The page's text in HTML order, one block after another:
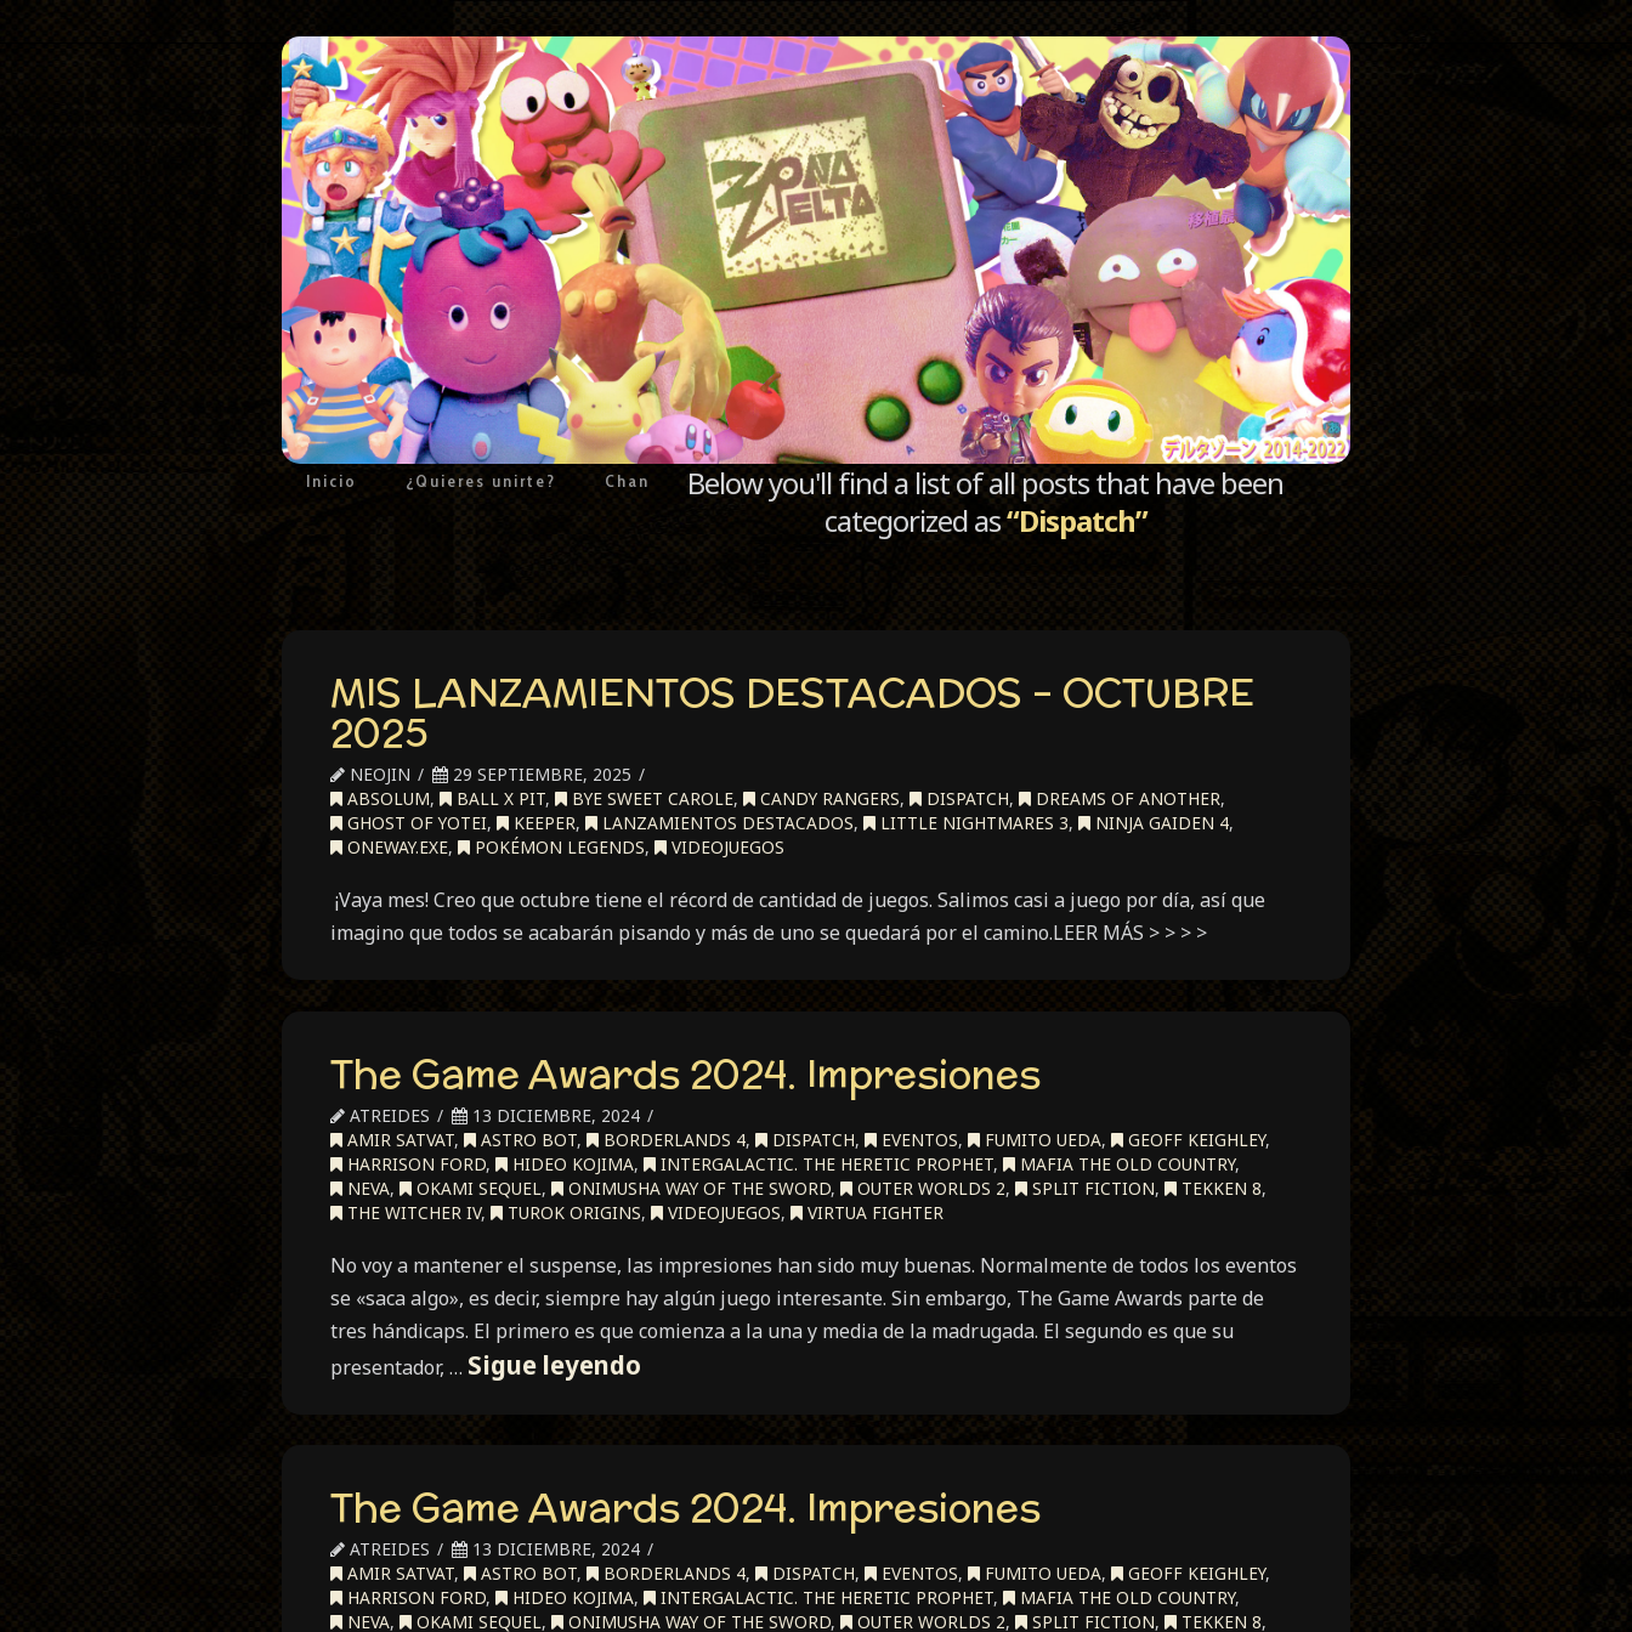
Inicio ¿Quieres unirte? Chan
Below you'll find a list of all posts that have been
categorized as“Dispatch”
MIS LANZAMIENTOS DESTACADOS – OCTUBRE
2025
NEOJIN
29 SEPTIEMBRE, 2025
ABSOLUM, BALL X PIT, BYE SWEET CAROLE, CANDY RANGERS, DISPATCH, DREAMS OF ANOTHER,
GHOST OF YOTEI, KEEPER, LANZAMIENTOS DESTACADOS, LITTLE NIGHTMARES 3, NINJA GAIDEN 4,
ONEWAY.EXE, POKÉMON LEGENDS, VIDEOJUEGOS
¡Vaya mes! Creo que octubre tiene el récord de cantidad de juegos. Salimos casi a juego por día, así que
imagino que todos se acabarán pisando y más de uno se quedará por el camino.LEER MÁS > > > >
The Game Awards 2024. Impresiones
ATREIDES
13 DICIEMBRE, 2024
AMIR SATVAT, ASTRO BOT, BORDERLANDS 4, DISPATCH, EVENTOS, FUMITO UEDA, GEOFF KEIGHLEY,
HARRISON FORD, HIDEO KOJIMA, INTERGALACTIC. THE HERETIC PROPHET, MAFIA THE OLD COUNTRY,
NEVA, OKAMI SEQUEL, ONIMUSHA WAY OF THE SWORD, OUTER WORLDS 2, SPLIT FICTION, TEKKEN 8,
THE WITCHER IV, TUROK ORIGINS, VIDEOJUEGOS, VIRTUA FIGHTER
No voy a mantener el suspense, las impresiones han sido muy buenas. Normalmente de todos los eventos
se «saca algo», es decir, siempre hay algún juego interesante. Sin embargo, The Game Awards parte de
tres hándicaps. El primero es que comienza a la una y media de la madrugada. El segundo es que su
presentador, … Sigue leyendo
Impresiones
The Game Awards 2024. Impresiones
ATREIDES
13 DICIEMBRE, 2024
AMIR SATVAT, ASTRO BOT, BORDERLANDS 4, DISPATCH, EVENTOS, FUMITO UEDA, GEOFF KEIGHLEY,
HARRISON FORD, HIDEO KOJIMA, INTERGALACTIC. THE HERETIC PROPHET, MAFIA THE OLD COUNTRY,
NEVA, OKAMI SEQUEL, ONIMUSHA WAY OF THE SWORD, OUTER WORLDS 2, SPLIT FICTION, TEKKEN 8,